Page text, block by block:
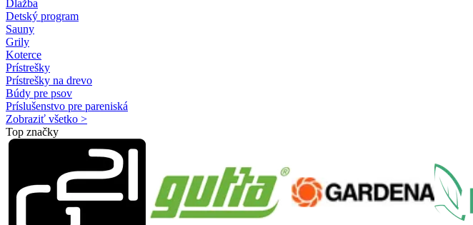
Dlažba
Detský program
Sauny
Grily
Koterce
Prístrešky
Prístrešky na drevo
Búdy pre psov
Príslušenstvo pre pareniská
Zobraziť všetko >
Top značky